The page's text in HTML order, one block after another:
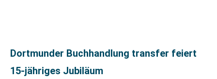
Dortmunder Buchhandlung transfer feiert
15-jähriges Jubiläum